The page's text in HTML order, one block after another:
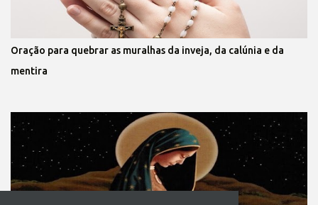
Oração para quebrar as muralhas da inveja, da calúnia e da
mentira